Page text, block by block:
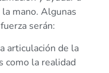
mano. Algunas
serán:
articulación de la
como la realidad